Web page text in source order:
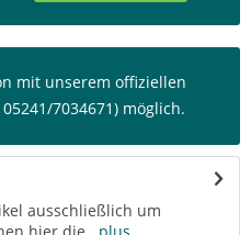
mit unserem offiziellen
7034671) möglich.
ausschließlich um